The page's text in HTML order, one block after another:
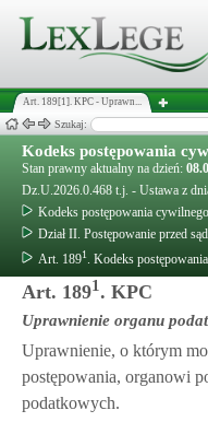
Art. 189[1]. KPC - Uprawn...
Szukaj:
Kodeks postępowania
Stan prawny aktualny na dzień:
Dz.U.2026.0.468 t.j. - Ustawa z
Kodeks postępowania cywilnego
Dział II. Postępowanie przed
Art. 1891 . Kodeks
Art. 1891. KPC
Uprawnienie organu
Uprawnienie, o którym
postępowania, organowi
podatkowych.